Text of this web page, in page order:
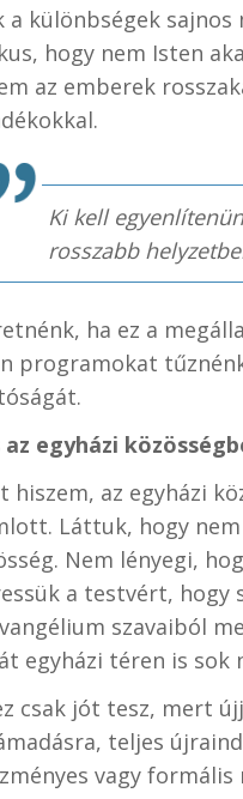
a különbségek
hogy nem Isten
az emberek
Ki kell
rosszabb
ha ez a
programokat
az egyházi
hiszem, az egyházi
Láttuk, hogy
Nem lényegi,
a testvért, hogy
szavaiból
egyházi téren is sok
csak jót tesz, mert
teljes
vagy formális